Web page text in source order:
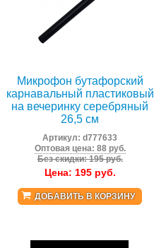
Микрофон бутафорский
карнавальный пластиковый
на вечеринку серебряный
26,5 см
Артикул:d777633
Оптовая цена: 88 руб.
Без скидки: 195 руб.
Цена: 195руб.
ДОБАВИТЬ В КОРЗИНУ